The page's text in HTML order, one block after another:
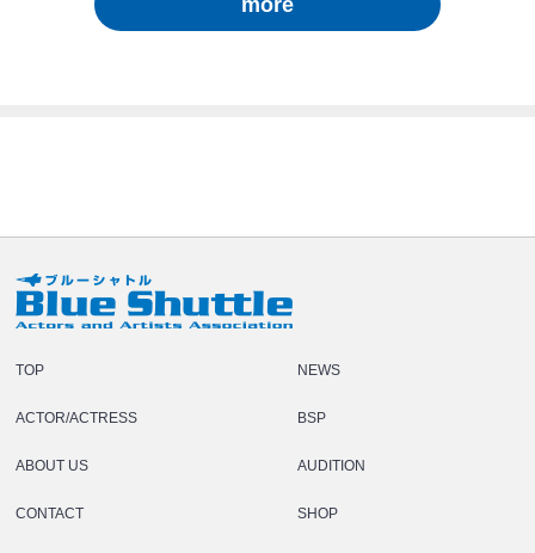
more
TOP NEWS
ACTOR/ACTRESS BSP
ABOUT US AUDITION
CONTACT SHOP